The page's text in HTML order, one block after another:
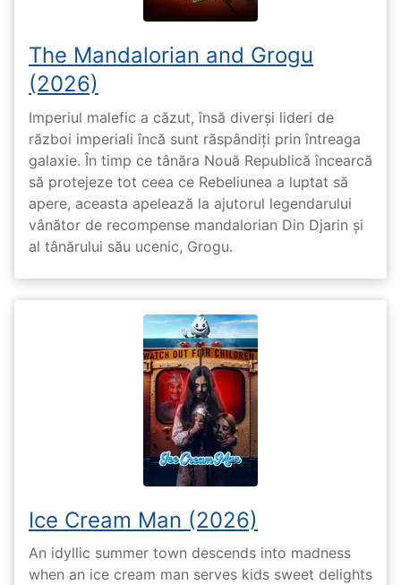
The Mandalorian and Grogu
(2026)
Imperiul malefic a căzut, însă diverși lideri de
război imperiali încă sunt răspândiți prin întreaga
galaxie. În timp ce tânăra Nouă Republică încearcă
să protejeze tot ceea ce Rebeliunea a luptat să
apere, aceasta apelează la ajutorul legendarului
vânător de recompense mandalorian Din Djarin și
al tânărului său ucenic, Grogu.
Ice Cream Man (2026)
An idyllic summer town descends into madness
when an ice cream man serves kids sweet delights